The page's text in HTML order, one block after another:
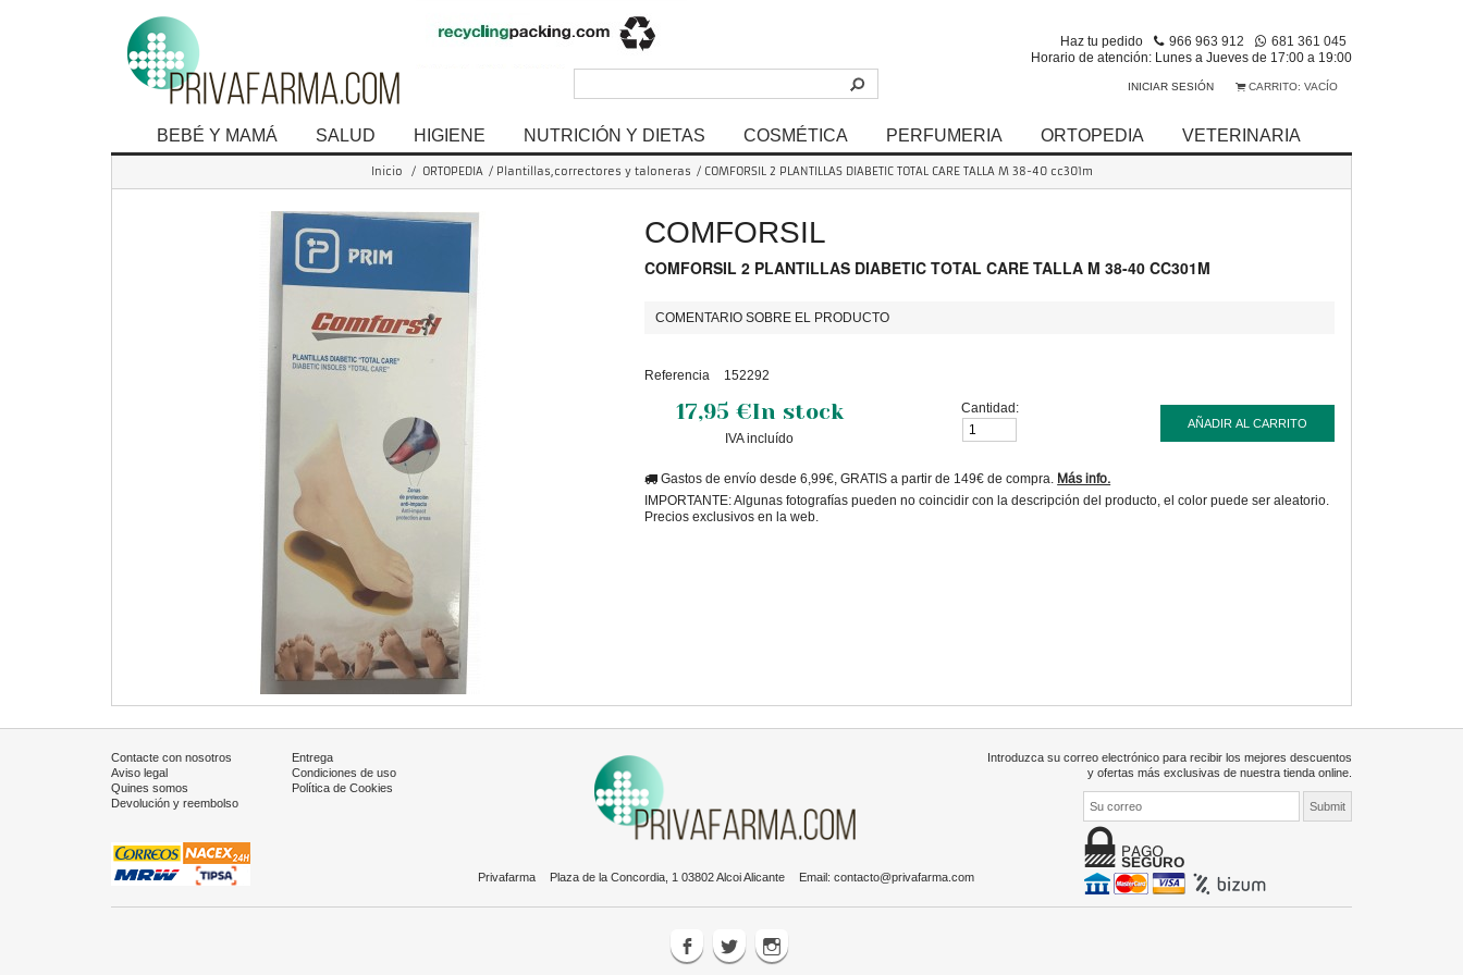
Haz tu pedido 966 963 912
681 361 045
Horario de atención: Lunes a Jueves de 17:00 a 19:00
CARRITO: VACÍO
INICIAR SESIÓN
BEBÉ Y MAMÁ SALUD HIGIENE NUTRICIÓN Y DIETAS COSMÉTICA PERFUMERIA ORTOPEDIA VETERINARIA
Inicio / ORTOPEDIA / Plantillas,correctores y taloneras / COMFORSIL 2 PLANTILLAS DIABETIC TOTAL CARE TALLA M 38-40 cc301m
COMFORSIL
COMFORSIL 2 PLANTILLAS DIABETIC TOTAL CARE TALLA M 38-40 CC301M
COMENTARIO SOBRE EL PRODUCTO
Referencia 152292
17,95 €In stock
IVA incluído
Cantidad:
AÑADIR AL CARRITO
Gastos de envío desde 6,99€, GRATIS a partir de 149€ de compra. Más info.
IMPORTANTE: Algunas fotografías pueden no coincidir con la descripción del producto, el color puede ser aleatorio.
Precios exclusivos en la web.
Contacte con nosotros
Entrega
Aviso legal
Condiciones de uso
Quines somos
Política de Cookies
Devolución y reembolso
Introduzca su correo electrónico para recibir los mejores descuentos
y ofertas más exclusivas de nuestra tienda online.
Privafarma Plaza de la Concordia, 1 03802 Alcoi Alicante Email: contacto@privafarma.com